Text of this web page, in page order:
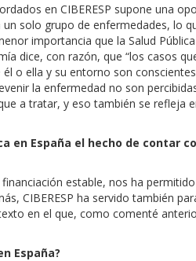
en CIBERESP supone una
solo grupo de enfermedades, lo
importancia que la Salud
dice, con razón, que “los casos
o ella y su entorno son
la enfermedad no son
a tratar, y eso también se refleja
en España el hecho de contar
estable, nos ha
CIBERESP ha servido también
en el que, como comenté
España?